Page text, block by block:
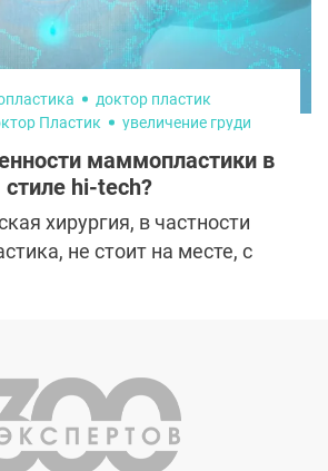
доктор пластик
Пластик
увеличение груди
Илья Вячеславович
маммопластики в
стиле hi-tech?
хирургия, в частности
не стоит на месте, с
гарантировать
и удовлетворение
на все 100%?